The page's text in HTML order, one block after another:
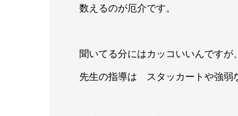
数えるのが厄介です。
聞いてる分にはカッコいいんですが
先生の指導は スタッカートや強弱